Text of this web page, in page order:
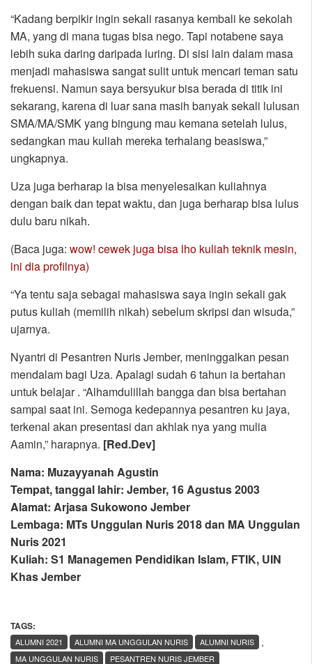
“Kadang berpikir ingin sekali rasanya kembali ke sekolah
MA, yang di mana tugas bisa nego. Tapi notabene saya
lebih suka daring daripada luring. Di sisi lain dalam masa
menjadi mahasiswa sangat sulit untuk mencari teman satu
frekuensi. Namun saya bersyukur bisa berada di titik ini
sekarang, karena di luar sana masih banyak sekali lulusan
SMA/MA/SMK yang bingung mau kemana setelah lulus,
sedangkan mau kuliah mereka terhalang beasiswa,”
ungkapnya.
Uza juga berharap ia bisa menyelesaikan kuliahnya
dengan baik dan tepat waktu, dan juga berharap bisa lulus
dulu baru nikah.
(Baca juga: wow! cewek juga bisa lho kuliah teknik mesin,
ini dia profilnya)
“Ya tentu saja sebagai mahasiswa saya ingin sekali gak
putus kuliah (memilih nikah) sebelum skripsi dan wisuda,”
ujarnya.
Nyantri di Pesantren Nuris Jember, meninggalkan pesan
mendalam bagi Uza. Apalagi sudah 6 tahun ia bertahan
untuk belajar . “Alhamdulillah bangga dan bisa bertahan
sampai saat ini. Semoga kedepannya pesantren ku jaya,
terkenal akan presentasi dan akhlak nya yang mulia
Aamin,” harapnya. [Red.Dev]
Nama: Muzayyanah Agustin
Tempat, tanggal lahir: Jember, 16 Agustus 2003
Alamat: Arjasa Sukowono Jember
Lembaga: MTs Unggulan Nuris 2018 dan MA Unggulan
Nuris 2021
Kuliah: S1 Managemen Pendidikan Islam, FTIK, UIN
Khas Jember
TAGS:
,
ALUMNI 2021 ALUMNI MA UNGGULAN NURIS
ALUMNI NURIS
MA UNGGULAN NURIS
PESANTREN NURIS JEMBER